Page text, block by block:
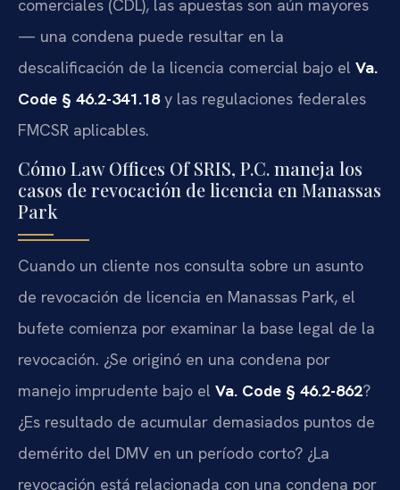
comerciales (CDL), las apuestas son aún mayores
— una condena puede resultar en la
descalificación de la licencia comercial bajo el Va.
Code § 46.2-341.18y las regulaciones federales
FMCSR aplicables.
Cómo Law Offices Of SRIS, P.C. maneja los
casos de revocación de licencia en Manassas
Park
Cuando un cliente nos consulta sobre un asunto
de revocación de licencia en Manassas Park, el
bufete comienza por examinar la base legal de la
revocación. ¿Se originó en una condena por
manejo imprudente bajo el Va. Code § 46.2-862?
¿Es resultado de acumular demasiados puntos de
demérito del DMV en un período corto? ¿La
revocación está relacionada con una condena por